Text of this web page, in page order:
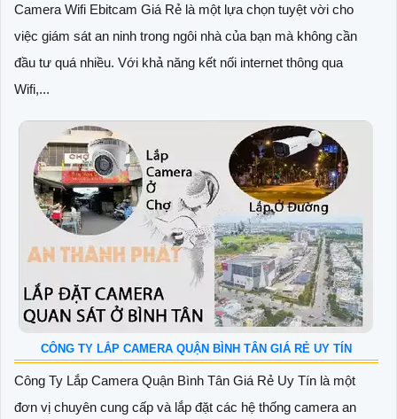
Camera Wifi Ebitcam Giá Rẻ là một lựa chọn tuyệt vời cho
việc giám sát an ninh trong ngôi nhà của bạn mà không cần
đầu tư quá nhiều. Với khả năng kết nối internet thông qua
Wifi,...
CÔNG TY LẮP CAMERA QUẬN BÌNH TÂN GIÁ RẺ UY TÍN
Công Ty Lắp Camera Quận Bình Tân Giá Rẻ Uy Tín là một
đơn vị chuyên cung cấp và lắp đặt các hệ thống camera an